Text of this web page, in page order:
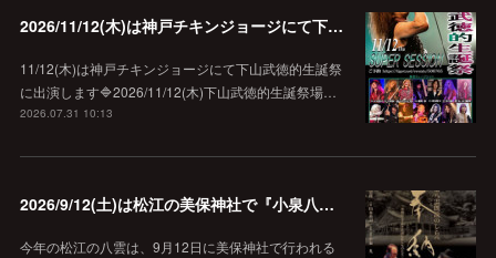
2026/11/12(木)は神戸チキンジョージにて下山武徳的生誕祭に出演します♪
11/12(木)は神戸チキンジョージにて下山武徳的生誕祭
に出演します🔷2026/11/12(木)下山武徳的生誕祭場…
2026.07.31 10:13
2026/9/12(土)は松江の美保神社で『小泉八雲朗読のしらべ』
今年の松江の八雲は、9月12日に美保神社で行われる